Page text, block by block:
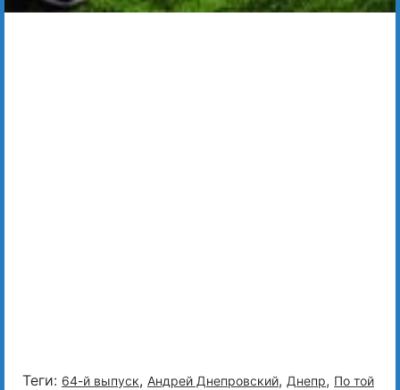
Теги: 64-й выпуск, Андрей Днепровский, Днепр, По той